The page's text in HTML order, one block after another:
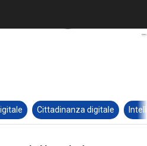
Cittadinanza digitale